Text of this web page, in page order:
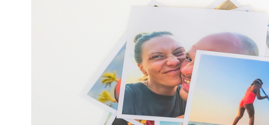
Выберите из списка:
10х15
15х15
15х20
20х20
20х30
30х30
30х40
Фото
в